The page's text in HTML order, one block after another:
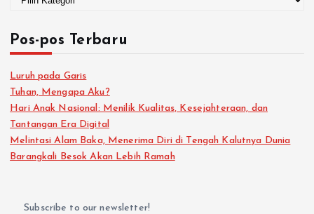
Pos-pos Terbaru
Luruh pada Garis
Tuhan, Mengapa Aku?
Hari Anak Nasional: Menilik Kualitas, Kesejahteraan, dan
Tantangan Era Digital
Melintasi Alam Baka, Menerima Diri di Tengah Kalutnya Dunia
Barangkali Besok Akan Lebih Ramah
Subscribe to our newsletter!